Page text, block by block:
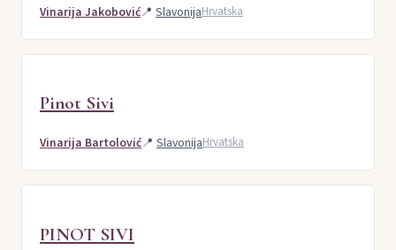
Vinarija Jakobović📍 SlavonijaHrvatska
Pinot Sivi
Vinarija Bartolović📍 SlavonijaHrvatska
PINOT SIVI